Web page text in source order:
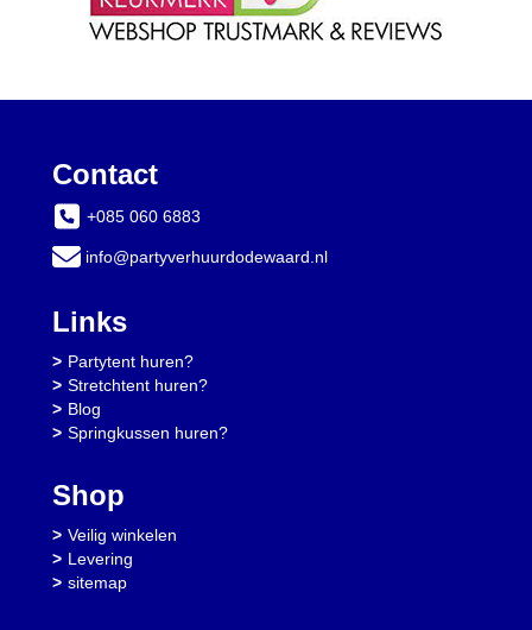
Contact
+085 060 6883
info@partyverhuurdodewaard.nl
Links
Partytent huren?
Stretchtent huren?
Blog
Springkussen huren?
Shop
Veilig winkelen
Levering
sitemap